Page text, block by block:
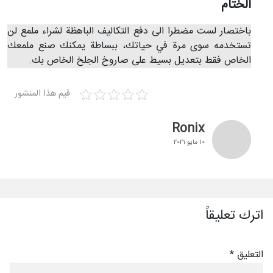
الختام
باختصار لست مضطرا الى دفع التكاليف الباهظة لشراء ملمع لن
تستخدمه سوى مرة في حياتك، ببساطة يمكنك صنع ملمعك
الخاص فقط بتعديل بسيط على صاروخ الجلخ الخاص بك.
قيم هذا المنشور
Ronix
10 مايو 2021
اترك تعليقاً
التعليق *